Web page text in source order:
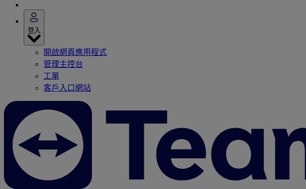
登入
開啟網頁應用程式
管理主控台
工單
客戶入口網站